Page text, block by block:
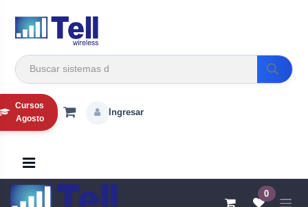
Cursos
Agosto
Ingresar
0